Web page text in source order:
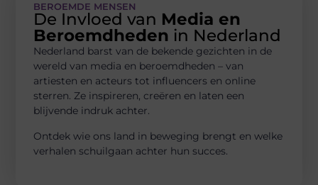
BEROEMDE MENSEN
De Invloed van Media en
Beroemdheden in Nederland
Nederland barst van de bekende gezichten in de
wereld van media en beroemdheden – van
artiesten en acteurs tot influencers en online
sterren. Ze inspireren, creëren en laten een
blijvende indruk achter.
Ontdek wie ons land in beweging brengt en welke
verhalen schuilgaan achter hun succes.